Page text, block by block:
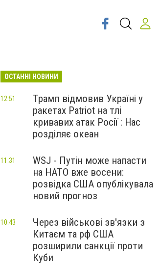
ОСТАННІ НОВИНИ
Трамп відмовив Україні у
ракетах Patriot на тлі
кривавих атак Росії : Нас
розділяє океан
12:51
WSJ - Путін може напасти
на НАТО вже восени:
розвідка США опублікувала
новий прогноз
11:31
Через військові зв'язки з
Китаєм та рф США
розширили санкції проти
Куби
10:43